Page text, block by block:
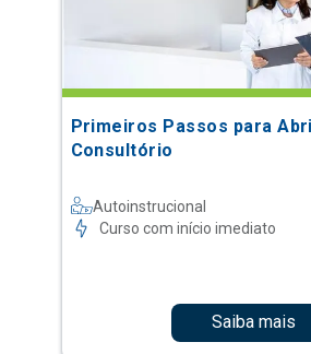
Primeiros Passos para
Consultório
Autoinstrucional
Curso com início imediato
Saiba mais